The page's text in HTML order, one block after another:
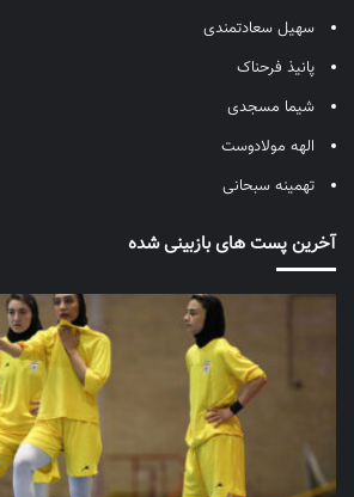
سهیل سعادتمندی
پانیذ فرحناک
شیما مسجدی
الهه مولادوست
تهمینه سبحانی
آخرین پست های بازبینی شده